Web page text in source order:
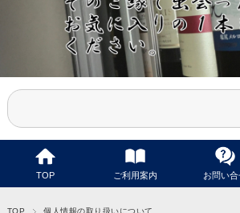
TOP ご利用案内 お問い合
TOP 個人情報の取り扱いについて